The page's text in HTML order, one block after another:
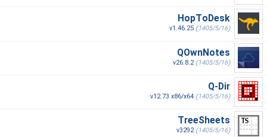
HopToDesk
v1.46.25 (1405/5/16)
QOwnNotes
v26.8.2(1405/5/16)
Q-Dir
v12.73 x86/x64 (1405/5/16)
TreeSheets
v3292(1405/5/16)